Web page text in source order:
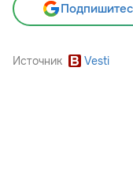
Источник Vesti